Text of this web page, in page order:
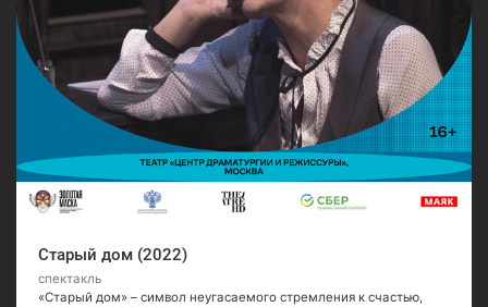
Старый дом (2022)
спектакль
«Старый дом» – символ неугасаемого стремления к счастью,